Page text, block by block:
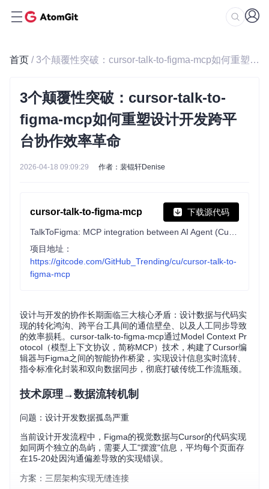
首页 / 3个颠覆性突破：cursor-talk-to-figma-mcp如何重塑设计开发跨平台协作效率革命
3个颠覆性突破：cursor-talk-to-
figma-mcp如何重塑设计开发跨平
台协作效率革命
2026-04-18 09:09:29 作者：裴锟轩Denise
cursor-talk-to-figma-mcp 下载源代码
项目地址：
https://gitcode.com/GitHub_Trending/cu/cursor-talk-to-
figma-mcp
设计与开发的协作长期面临三大核心矛盾：设计数据与代码实
现的转化鸿沟、跨平台工具间的通信壁垒、以及人工同步导致
的效率损耗。cursor-talk-to-figma-mcp通过Model Context Pr
otocol（模型上下文协议，简称MCP）技术，构建了Cursor编
辑器与Figma之间的智能协作桥梁，实现设计信息实时流转、
指令标准化封装和双向数据同步，彻底打破传统工作流瓶颈。
技术原理→数据流转机制
问题：设计开发数据孤岛严重
当前设计开发流程中，Figma的视觉数据与Cursor的代码实现
如同两个独立的岛屿，需要人工"摆渡"信息，平均每个页面存
在15-20处因沟通偏差导致的实现错误。
方案：三层架构实现无缝连接